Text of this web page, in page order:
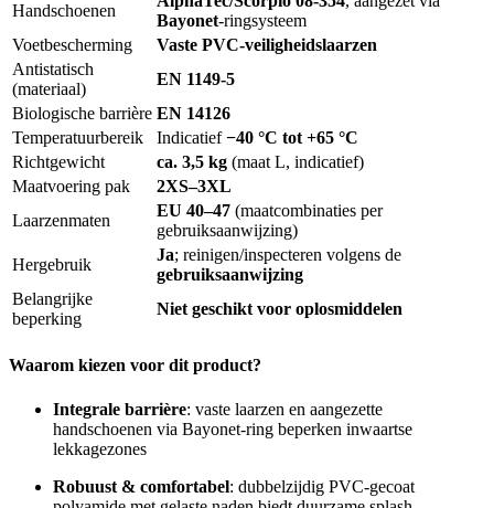
Handschoenen
Bayonet-ringsysteem
Voetbescherming
Vaste PVC-veiligheidslaarzen
Antistatisch
(materiaal)
EN 1149-5
Biologische barrière EN 14126
Temperatuurbereik
Indicatief−40 °C tot +65 °C
Richtgewicht
ca. 3,5 kg (maat L, indicatief)
Maatvoering pak
2XS–3XL
Laarzenmaten
EU 40–47 (maatcombinaties per
gebruiksaanwijzing)
Hergebruik
Ja; reinigen/inspecteren volgens de
gebruiksaanwijzing
Belangrijke
beperking
Niet geschikt voor oplosmiddelen
Waarom kiezen voor dit product?
Integrale barrière: vaste laarzen en aangezette
handschoenen via Bayonet-ring beperken inwaartse
lekkagezones
Robuust & comfortabel: dubbelzijdig PVC-gecoat